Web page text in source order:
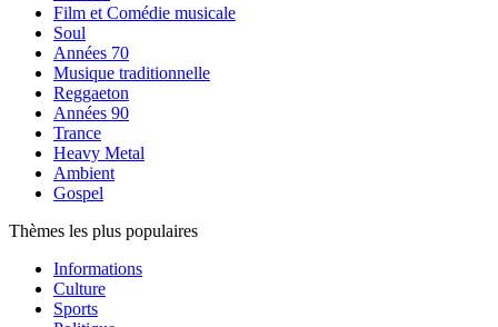
Film et Comédie musicale
Soul
Années 70
Musique traditionnelle
Reggaeton
Années 90
Trance
Heavy Metal
Ambient
Gospel
Thèmes les plus populaires
Informations
Culture
Sports